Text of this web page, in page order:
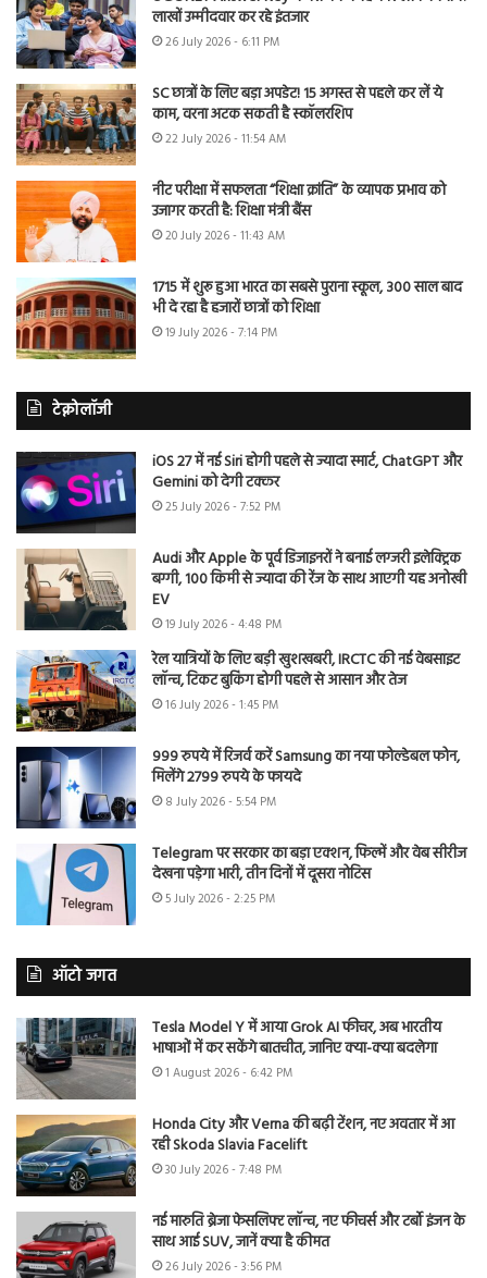
लाखों उम्मीदवार कर रहे इंतजार
26 July 2026 - 6:11 PM
SC छात्रों के लिए बड़ा अपडेट! 15 अगस्त से पहले कर लें ये
काम, वरना अटक सकती है स्कॉलरशिप
22 July 2026 - 11:54 AM
नीट परीक्षा में सफलता “शिक्षा क्रांति” के व्यापक प्रभाव को
उजागर करती है: शिक्षा मंत्री बैंस
20 July 2026 - 11:43 AM
1715 में शुरू हुआ भारत का सबसे पुराना स्कूल, 300 साल बाद
भी दे रहा है हजारों छात्रों को शिक्षा
19 July 2026 - 7:14 PM
टेक्नोलॉजी
iOS 27 में नई Siri होगी पहले से ज्यादा स्मार्ट, ChatGPT और
Gemini को देगी टक्कर
25 July 2026 - 7:52 PM
Audi और Apple के पूर्व डिजाइनरों ने बनाई लग्जरी इलेक्ट्रिक
बग्गी, 100 किमी से ज्यादा की रेंज के साथ आएगी यह अनोखी
EV
19 July 2026 - 4:48 PM
रेल यात्रियों के लिए बड़ी खुशखबरी, IRCTC की नई वेबसाइट
लॉन्च, टिकट बुकिंग होगी पहले से आसान और तेज
16 July 2026 - 1:45 PM
999 रुपये में रिजर्व करें Samsung का नया फोल्डेबल फोन,
मिलेंगे 2799 रुपये के फायदे
8 July 2026 - 5:54 PM
Telegram पर सरकार का बड़ा एक्शन, फिल्में और वेब सीरीज
देखना पड़ेगा भारी, तीन दिनों में दूसरा नोटिस
5 July 2026 - 2:25 PM
ऑटो जगत
Tesla Model Y में आया Grok AI फीचर, अब भारतीय
भाषाओं में कर सकेंगे बातचीत, जानिए क्या-क्या बदलेगा
1 August 2026 - 6:42 PM
Honda City और Verna की बढ़ी टेंशन, नए अवतार में आ
रही Skoda Slavia Facelift
30 July 2026 - 7:48 PM
नई मारुति ब्रेजा फेसलिफ्ट लॉन्च, नए फीचर्स और टर्बो इंजन के
साथ आई SUV, जानें क्या है कीमत
26 July 2026 - 3:56 PM